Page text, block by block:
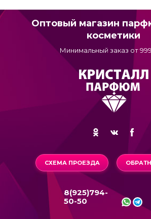
Оптовый магазин
косметики
Минимальный заказ от
СХЕМА ПРОЕЗДА
8(925)794-
50-50